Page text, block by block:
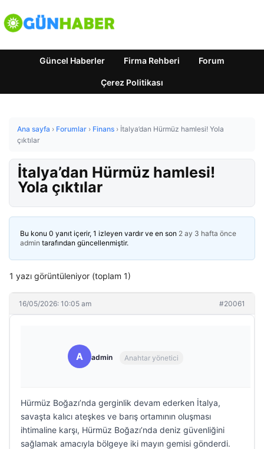
Güncel Haberler Firma Rehberi Forum
Çerez Politikası
Ana sayfa › Forumlar › Finans › İtalya’dan Hürmüz hamlesi! Yola
çıktılar
İtalya’dan Hürmüz hamlesi!
Yola çıktılar
Bu konu 0 yanıt içerir, 1 izleyen vardır ve en son 2 ay 3 hafta önce
admin tarafından güncellenmiştir.
1 yazı görüntüleniyor (toplam 1)
16/05/2026: 10:05 am #20061
A admin Anahtar yönetici
Hürmüz Boğazı’nda gerginlik devam ederken İtalya,
savaşta kalıcı ateşkes ve barış ortamının oluşması
ihtimaline karşı, Hürmüz Boğazı’nda deniz güvenliğini
sağlamak amacıyla bölgeye iki mayın gemisi gönderdi.